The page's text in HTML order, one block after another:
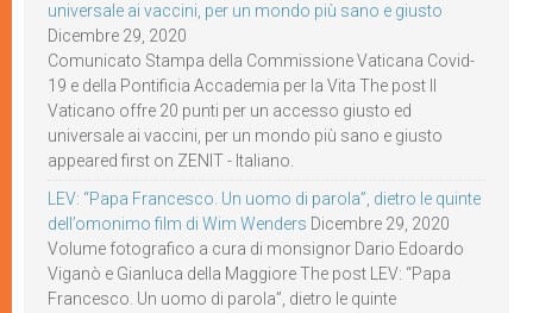
universale ai vaccini, per un mondo più sano e giusto
Dicembre 29, 2020
Comunicato Stampa della Commissione Vaticana Covid-
19 e della Pontificia Accademia per la Vita The post Il
Vaticano offre 20 punti per un accesso giusto ed
universale ai vaccini, per un mondo più sano e giusto
appeared first on ZENIT - Italiano.
LEV: “Papa Francesco. Un uomo di parola”, dietro le quinte
dell’omonimo film di Wim Wenders Dicembre 29, 2020
Volume fotografico a cura di monsignor Dario Edoardo
Viganò e Gianluca della Maggiore The post LEV: “Papa
Francesco. Un uomo di parola”, dietro le quinte